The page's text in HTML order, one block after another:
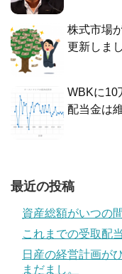
株式市場
更新しま
WBKに10
配当金は
最近の投稿
資産総額がいつの
これまでの受取配
日産の経営計画が
まだまし。